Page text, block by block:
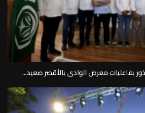
بفاعليات معرض الوادى بالأقصر صعيد...